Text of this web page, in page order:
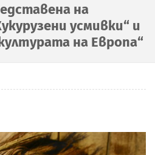
на
усмивки“ и
на Европа“